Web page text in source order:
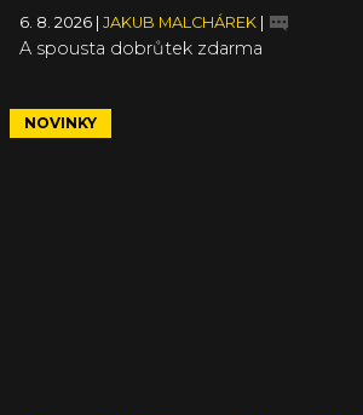
6. 8. 2026 | JAKUB MALCHÁREK |
A spousta dobrůtek zdarma
NOVINKY